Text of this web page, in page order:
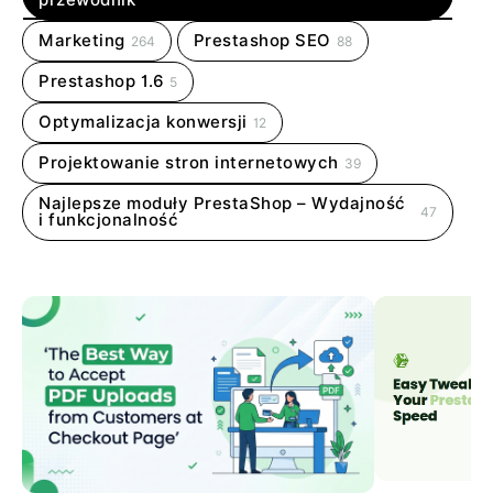
Marketing 264 Prestashop SEO 88
Prestashop 1.6 5
Optymalizacja konwersji 12
Projektowanie stron internetowych 39
Najlepsze moduły PrestaShop – Wydajność
i funkcjonalność
47